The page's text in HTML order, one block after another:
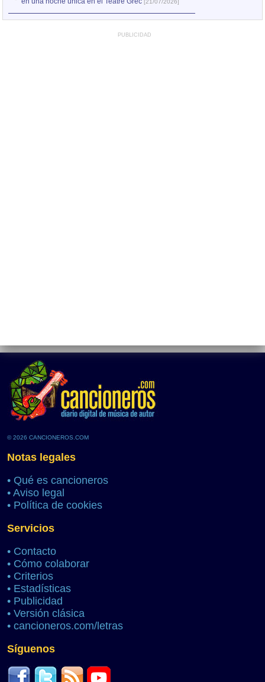
[21/07/2026]
PUBLICIDAD
© 2026 CANCIONEROS.COM
Notas legales
• Qué es cancioneros
• Aviso legal
• Política de cookies
Servicios
• Contacto
• Cómo colaborar
• Criterios
• Estadísticas
• Publicidad
• Versión clásica
• cancioneros.com/letras
Síguenos